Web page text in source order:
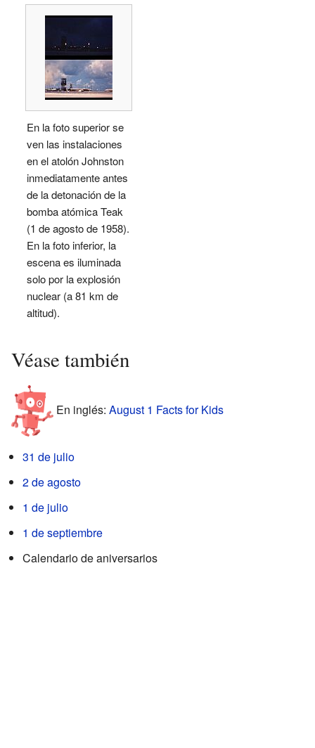
En la foto superior se
ven las instalaciones
en el atolón Johnston
inmediatamente antes
de la detonación de la
bomba atómica Teak
(1 de agosto de 1958).
En la foto inferior, la
escena es iluminada
solo por la explosión
nuclear (a 81 km de
altitud).
Véase también
En inglés: August 1 Facts for Kids
31 de julio
2 de agosto
1 de julio
1 de septiembre
Calendario de aniversarios